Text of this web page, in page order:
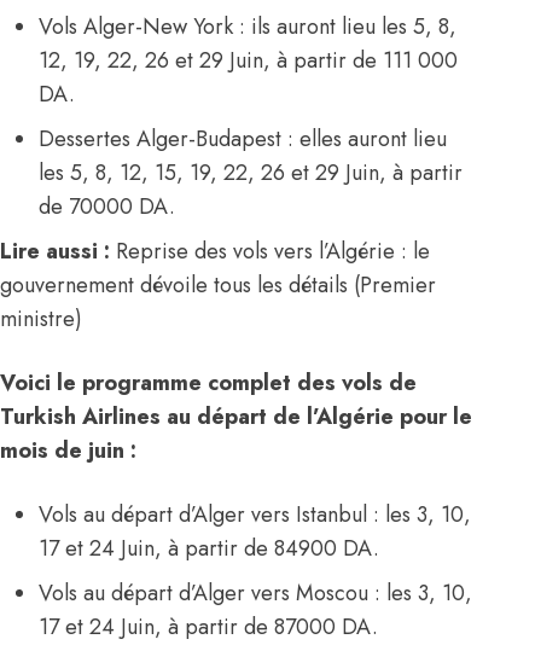
Vols Alger-New York : ils auront lieu les 5, 8,
12, 19, 22, 26 et 29 Juin, à partir de 111 000
DA.
Dessertes Alger-Budapest : elles auront lieu
les 5, 8, 12, 15, 19, 22, 26 et 29 Juin, à partir
de 70000 DA.
Lire aussi : Reprise des vols vers l’Algérie : le
gouvernement dévoile tous les détails (Premier
ministre)
Voici le programme complet des vols de
Turkish Airlines au départ de l’Algérie pour le
mois de juin :
Vols au départ d’Alger vers Istanbul : les 3, 10,
17 et 24 Juin, à partir de 84900 DA.
Vols au départ d’Alger vers Moscou : les 3, 10,
17 et 24 Juin, à partir de 87000 DA.